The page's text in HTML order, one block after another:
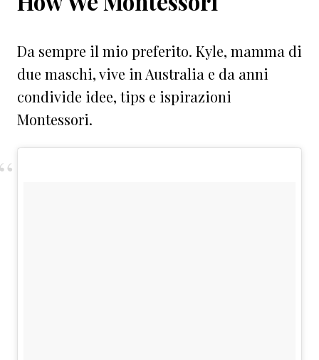
Da sempre il mio preferito. Kyle, mamma di
due maschi, vive in Australia e da anni
condivide idee, tips e ispirazioni
Montessori.